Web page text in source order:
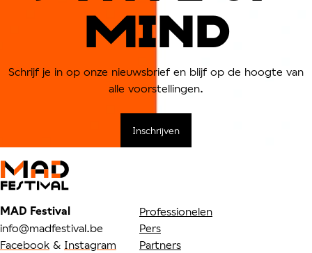
MIND
Schrijf je in op onze nieuwsbrief en blijf op de hoogte van
alle voorstellingen.
Inschrijven
MAD Festival
info@madfestival.be
Facebook & Instagram
Professionelen
Pers
Partners